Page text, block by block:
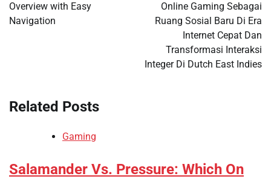
Overview with Easy
Navigation
Online Gaming Sebagai
Ruang Sosial Baru Di Era
Internet Cepat Dan
Transformasi Interaksi
Integer Di Dutch East Indies
Related Posts
Gaming
Salamander Vs. Pressure: Which On